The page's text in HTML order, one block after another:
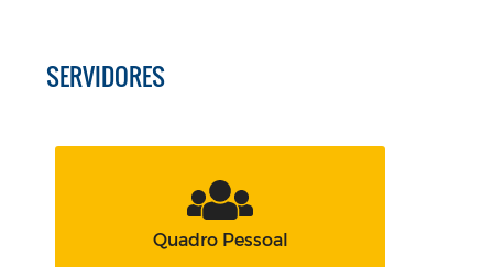
SERVIDORES
Quadro Pessoal